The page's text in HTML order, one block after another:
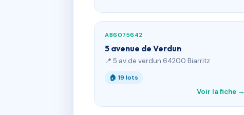
AB6075642
5 avenue de Verdun
📍 5 av de verdun 64200 Biarritz
🏠 19 lots
Voir la fiche →